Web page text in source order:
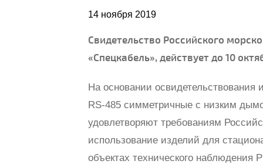
14 ноября 2019
Свидетельство Российского
«Спецкабель», действует до 10
На основании освидетельствования
RS-485 симметричные с низким
удовлетворяют требованиям
использование изделий для
объектах технического